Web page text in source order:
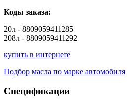
Коды заказа:
20л - 8809059411285
208л - 8809059411292
купить в интернете
Подбор масла по марке автомобиля
Спецификации